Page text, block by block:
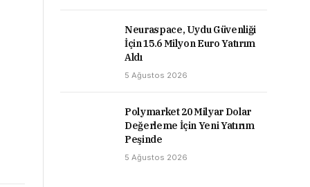
Neuraspace, Uydu Güvenliği
İçin 15.6 Milyon Euro Yatırım
Aldı
5 Ağustos 2026
Polymarket 20 Milyar Dolar
Değerleme İçin Yeni Yatırım
Peşinde
5 Ağustos 2026